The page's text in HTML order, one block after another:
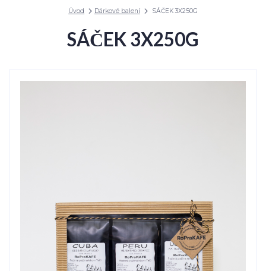
Úvod Dárkové balení SÁČEK 3X250G
SÁČEK 3X250G